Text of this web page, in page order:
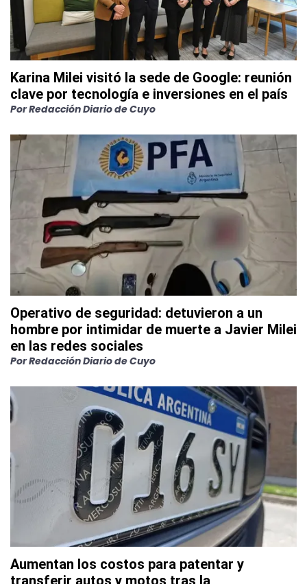
Karina Milei visitó la sede de Google: reunión
clave por tecnología e inversiones en el país
PorRedacción Diario de Cuyo
Operativo de seguridad: detuvieron a un
hombre por intimidar de muerte a Javier Milei
en las redes sociales
PorRedacción Diario de Cuyo
Aumentan los costos para patentar y
transferir autos y motos tras la